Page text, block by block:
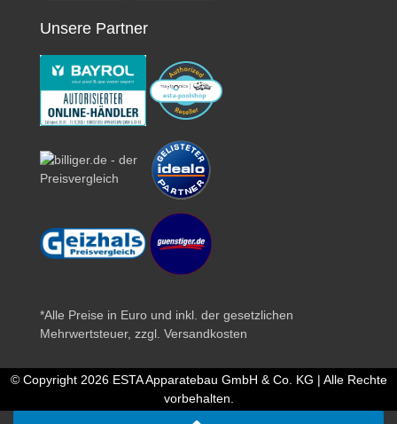
Unsere Partner
*Alle Preise in Euro und inkl. der gesetzlichen
Mehrwertsteuer, zzgl. Versandkosten
© Copyright 2026 ESTA Apparatebau GmbH & Co. KG | Alle Rechte
vorbehalten.